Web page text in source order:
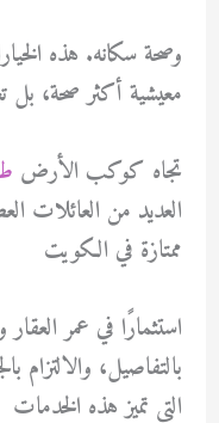
وصحة سكانه. هذه
معيشية أكثر صحة، بل
تجاه كوكب الأرض
العديد من العائلات
ممتازة في الكويت
استثمارًا في عمر
بالتفاصيل، والالتزام
التي تميز هذه الخدمات